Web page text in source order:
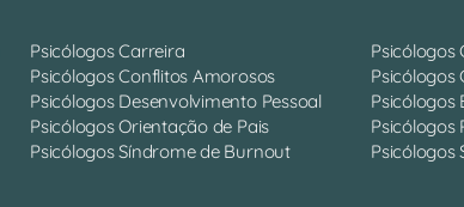
Psicólogos Carreira
Psicólogos
Psicólogos Conflitos Amorosos
Psicólogos
Psicólogos Desenvolvimento Pessoal
Psicólogos
Psicólogos Orientação de Pais
Psicólogos
Psicólogos Síndrome de Burnout
Psicólogos